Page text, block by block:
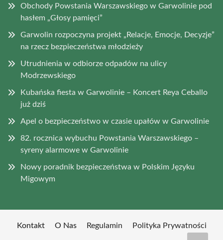
Obchody Powstania Warszawskiego w Garwolinie pod
hasłem „Głosy pamięci”
Garwolin rozpoczyna projekt „Relacje, Emocje, Decyzje”
na rzecz bezpieczeństwa młodzieży
Utrudnienia w odbiorze odpadów na ulicy
Modrzewskiego
Kubańska fiesta w Garwolinie – Koncert Reya Ceballo
już dziś
Apel o bezpieczeństwo w czasie upałów w Garwolinie
82. rocznica wybuchu Powstania Warszawskiego –
syreny alarmowe w Garwolinie
Nowy poradnik bezpieczeństwa w Polskim Języku
Migowym
Kontakt O Nas Regulamin Polityka Prywatności